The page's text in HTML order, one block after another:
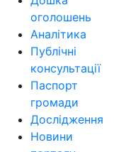
оголошень
Аналітика
Публічні
консультації
Паспорт
громади
Дослідження
Новини